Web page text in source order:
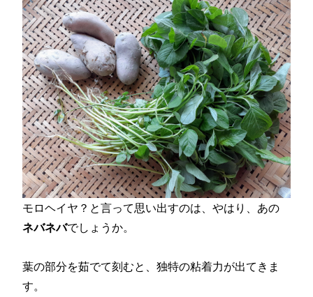
モロヘイヤ？と言って思い出すのは、やはり、あの
ネバネバでしょうか。
葉の部分を茹でて刻むと、独特の粘着力が出てきま
す。